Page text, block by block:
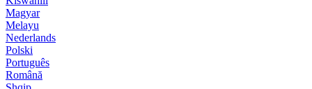
Magyar
Melayu
Nederlands
Polski
Português
Română